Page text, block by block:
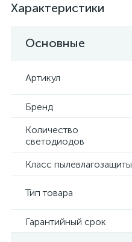
Характеристики
Основные
Артикул
Бренд
Количество
светодиодов
Класс пылевлагозащиты
Тип товара
Гарантийный срок